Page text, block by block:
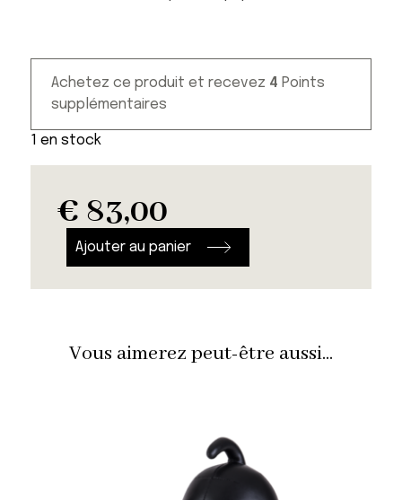
1 en stock
€ 83,00
Achetez ce produit et recevez 4 Points
supplémentaires
livre
Ajouter au panier
Vous aimerez peut-être aussi...